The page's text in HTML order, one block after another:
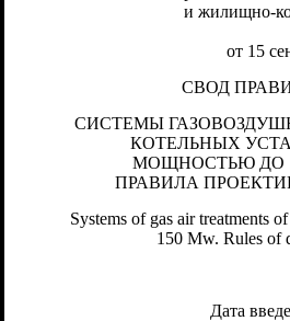
и жилищно-
от 15
СВОД
СИСТЕМЫ
КОТЕЛЬНЫХ
МОЩНОСТЬЮ ДО
ПРАВИЛА
Systems of gas air treatments
150 Mw. Rules of
Дата